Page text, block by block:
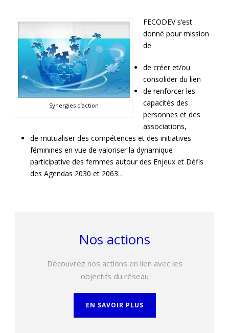
Synergies d’action
FECODEV s’est
donné pour mission
de
de créer et/ou
consolider du lien
de renforcer les
capacités des
personnes et des
associations,
de mutualiser des compétences et des initiatives
féminines en vue de valoriser la dynamique
participative des femmes autour des Enjeux et Défis
des Agendas 2030 et 2063…
Nos actions
Découvrez nos actions en lien avec les
objectifs du réseau
EN SAVOIR PLUS